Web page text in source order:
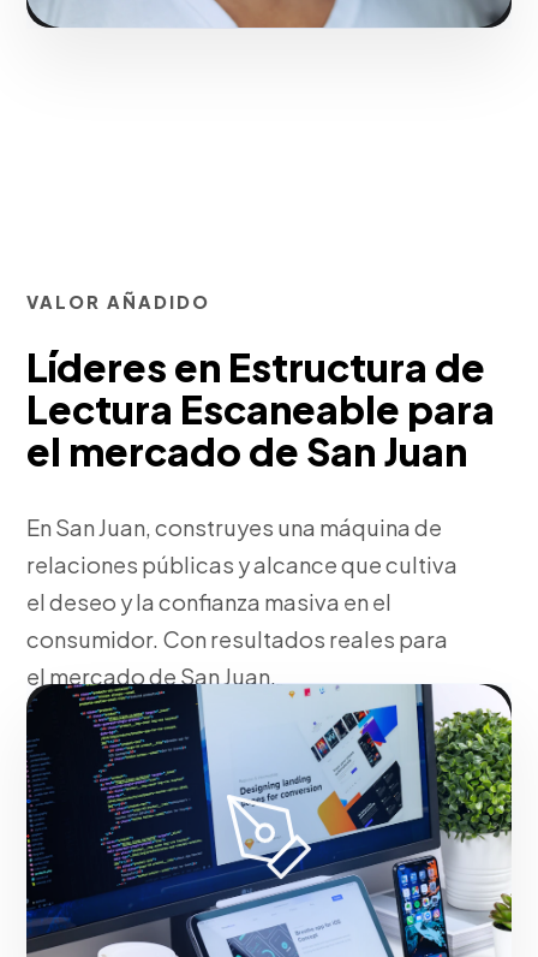
VALOR AÑADIDO
Líderes en Estructura de
Lectura Escaneable para
el mercado de San Juan
En San Juan, construyes una máquina de
relaciones públicas y alcance que cultiva
el deseo y la confianza masiva en el
consumidor. Con resultados reales para
el mercado de San Juan.
Fase 2:
Trabajando junto a ti, despliegue operativo y
tácticas de tracción. Todo ello orientado al
crecimiento de tu empresa en San Juan.
Iniciar proyecto